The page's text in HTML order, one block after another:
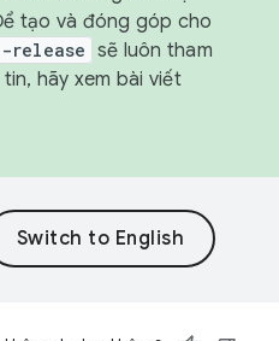
tạo và đóng góp cho
release sẽ luôn tham
hãy xem bài viết